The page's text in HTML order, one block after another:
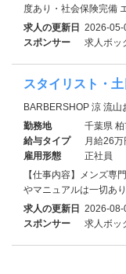
度あり・社会保険完備
求人の更新日 2026-05-
スポンサー
求人ボッ
スタイリスト・
BARBERSHOP 涼 流山
勤務地
千葉県
給与タイプ
月給26万
雇用形態
正社員
【仕事内容】メンズ専
やマニュアルは一切あ
求人の更新日 2026-08-
スポンサー
求人ボッ